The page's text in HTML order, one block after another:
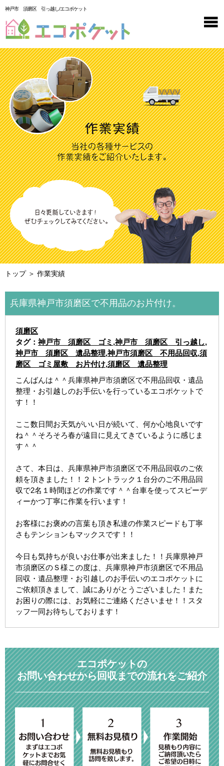
神戸市 須磨区 引っ越し/エコポケット
トップ＞ 作業実績
兵庫県神戸市須磨区で不用品のお片付け。
須磨区
タグ： 神戸市 須磨区 ゴミ ,神戸市 須磨区 引っ越し,
神戸市 須磨区 遺品整理,神戸市須磨区 不用品回収,須
磨区 ゴミ屋敷 お片付け,須磨区 遺品整理
こんばんは＾＾兵庫県神戸市須磨区で不用品回収・遺品
整理・お引越しのお手伝いを行っているエコポケットで
す！！
ここ数日間お天気がいい日が続いて、何か心地良いです
ね＾＾そろそろ春が遠目に見えてきているように感じま
す＾＾
さて、本日は、兵庫県神戸市須磨区で不用品回収のご依
頼を頂きました！！２トントラック１台分のご不用品回
収で2名１時間ほどの作業です＾＾台車を使ってスピーデ
ィーかつ丁寧に作業を行います！
お客様にお褒めの言葉も頂き私達の作業スピードも丁寧
さもテンションもマックスです！！
今日も気持ちが良いお仕事が出来ました！！兵庫県神戸
市須磨区のＳ様この度は、兵庫県神戸市須磨区で不用品
回収・遺品整理・お引越しのお手伝いのエコポケットに
ご依頼頂きまして、誠にありがとうございました！また
お困りの際には、お気軽にご連絡くださいませ！！スタ
ッフ一同お待ちしております！
エコポケットの
お問い合わせから回収までの流れをご紹介